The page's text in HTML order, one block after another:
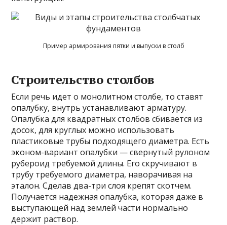
Пример армирования пятки и выпуски в столб
Строительство столбов
Если речь идет о монолитном столбе, то ставят
опалубку, внутрь устанавливают арматуру.
Опалубка для квадратных столбов сбивается из
досок, для круглых можно использовать
пластиковые трубы подходящего диаметра. Есть
эконом-вариант опалубки — свернутый рулоном
рубероид требуемой длины. Его скручивают в
трубу требуемого диаметра, наворачивая на
эталон. Сделав два-три слоя крепят скотчем.
Получается надежная опалубка, которая даже в
выступающей над землей части нормально
держит раствор.